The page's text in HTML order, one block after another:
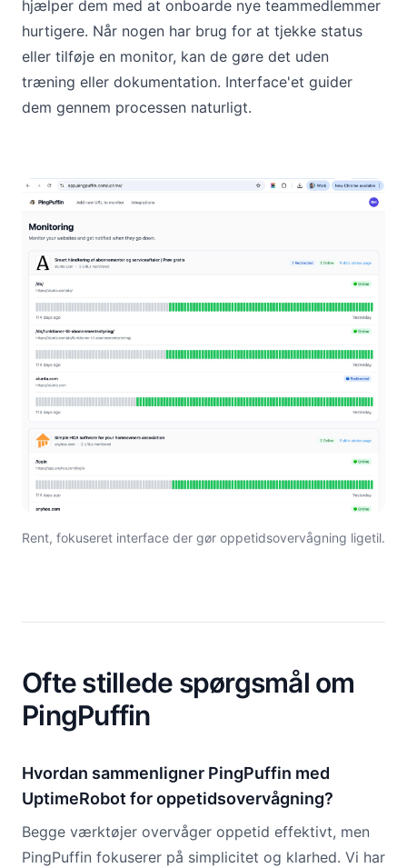
hjælper dem med at onboarde nye teammedlemmer
hurtigere. Når nogen har brug for at tjekke status
eller tilføje en monitor, kan de gøre det uden
træning eller dokumentation. Interface'et guider
dem gennem processen naturligt.
Rent, fokuseret interface der gør oppetidsovervågning ligetil.
Ofte stillede spørgsmål om
PingPuffin
Hvordan sammenligner PingPuffin med
UptimeRobot for oppetidsovervågning?
Begge værktøjer overvåger oppetid effektivt, men
PingPuffin fokuserer på simplicitet og klarhed. Vi har